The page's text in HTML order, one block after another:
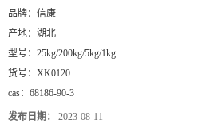
品牌： 信康
产地： 湖北
型号： 25kg/200kg/5kg/1kg
货号： XK0120
cas： 68186-90-3
发布日期： 2023-08-11